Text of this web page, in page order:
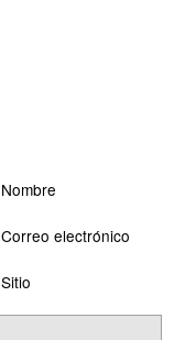
Nombre
Correo electrónico
Sitio